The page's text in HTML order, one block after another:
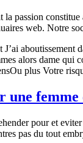
passion
web. Notre
alors dame
plus Votre
une femme
pour et
pas du tout